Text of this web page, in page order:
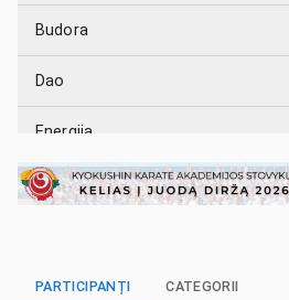
Budora
Dao
Energija
Energijos smūgis
Ippon
PARTICIPANȚI CATEGORII